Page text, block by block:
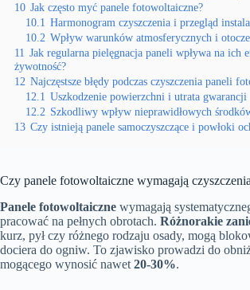
10 Jak często myć panele fotowoltaiczne?
10.1 Harmonogram czyszczenia i przegląd
10.2 Wpływ warunków atmosferycznych i
11 Jak regularna pielęgnacja paneli wpływa na ich
żywotność?
12 Najczęstsze błędy podczas czyszczenia paneli
12.1 Uszkodzenie powierzchni i utrata gwarancji
12.2 Szkodliwy wpływ nieprawidłowych
13 Czy istnieją panele samoczyszczące i powłoki
Czy panele fotowoltaiczne wymagają
Panele fotowoltaiczne wymagają
pracować na pełnych obrotach. Różnorakie
kurz, pył czy różnego rodzaju osady, mogą
dociera do ogniw. To zjawisko prowadzi do
mogącego wynosić nawet 20-30%.